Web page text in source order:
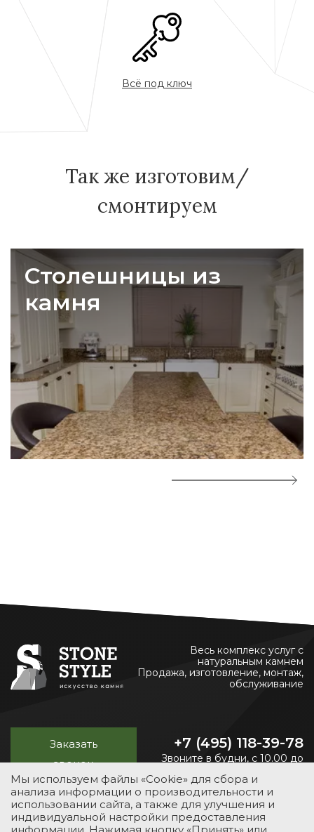
Всё под ключ
Так же изготовим/
смонтируем
Столешницы из
камня
Весь комплекс услуг с
натуральным камнем
Продажа, изготовление, монтаж,
обслуживание
Заказать
звонок
+7 (495) 118-39-78
Звоните в будни, с 10.00 до
УСЛУГИ КАТАЛОГ ПОРТФОЛИО О КОМПАНИИ
Мы используем файлы «Cookie» для сбора и
анализа информации о производительности и
использовании сайта, а также для улучшения и
индивидуальной настройки предоставления